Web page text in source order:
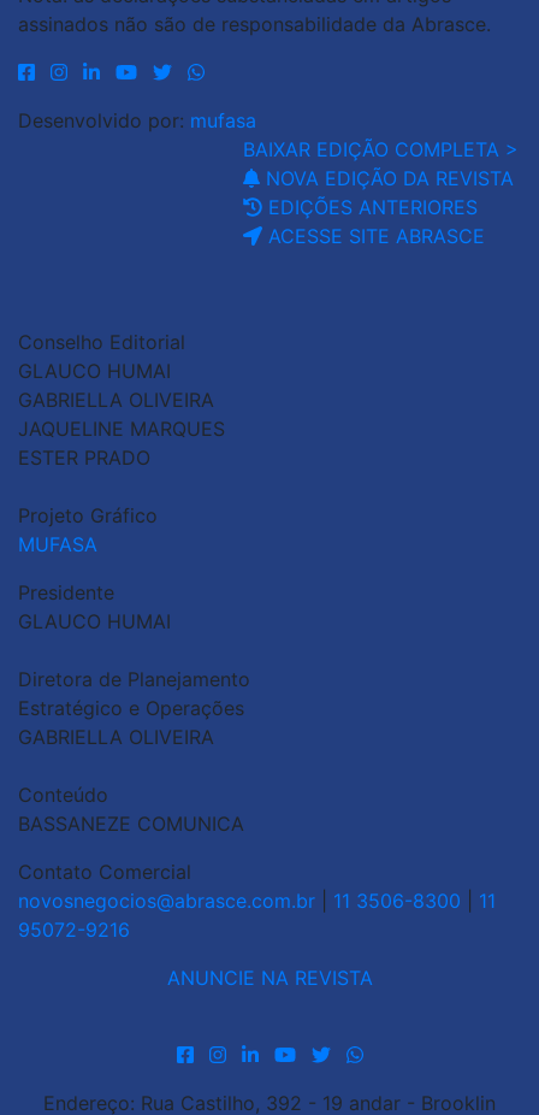
assinados não são de responsabilidade da Abrasce.
Desenvolvido por: mufasa
BAIXAR EDIÇÃO COMPLETA >
NOVA EDIÇÃO DA REVISTA
EDIÇÕES ANTERIORES
ACESSE SITE ABRASCE
Conselho Editorial
GLAUCO HUMAI
GABRIELLA OLIVEIRA
JAQUELINE MARQUES
ESTER PRADO
Projeto Gráfico
MUFASA
Presidente
GLAUCO HUMAI
Diretora de Planejamento
Estratégico e Operações
GABRIELLA OLIVEIRA
Conteúdo
BASSANEZE COMUNICA
Contato Comercial
novosnegocios@abrasce.com.br
11 3506-8300
11
95072-9216
ANUNCIE NA REVISTA
Endereço: Rua Castilho, 392 - 19 andar - Brooklin